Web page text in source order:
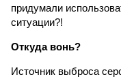
придумали
ситуации?!
Откуда вонь?
Источник выброса